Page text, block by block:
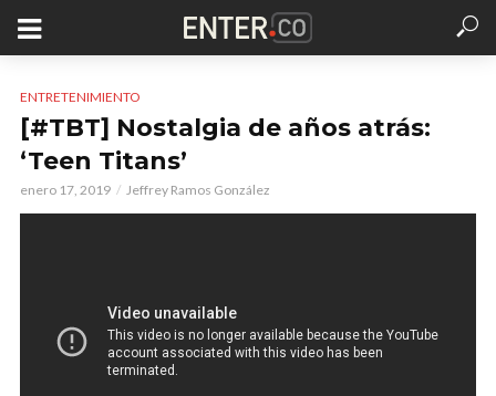
ENTRETENIMIENTO
[#TBT] Nostalgia de años atrás:
‘Teen Titans’
enero 17, 2019 Jeffrey Ramos González